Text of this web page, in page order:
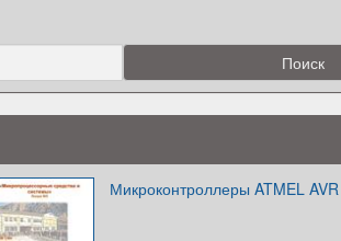
Микроконтроллеры ATMEL AVR